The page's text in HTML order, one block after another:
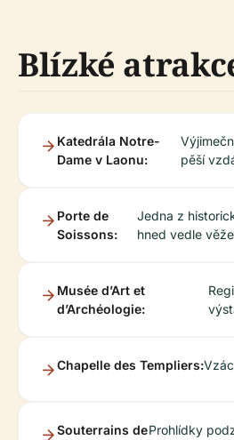
Blízké
Katedrála Notre-
Dame v Laonu:
pěší
Porte de
Soissons:
Jedna z
hned vedle
Musée d’Art et
d’Archéologie:
Chapelle des Templiers:
Souterrains deProhlídky